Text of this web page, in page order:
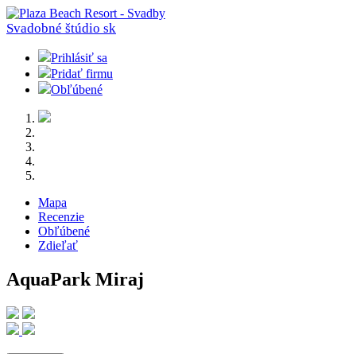
Svadobné štúdio sk
Prihlásiť sa
Pridať firmu
Obľúbené
Mapa
Recenzie
Obľúbené
Zdieľať
AquaPark Miraj